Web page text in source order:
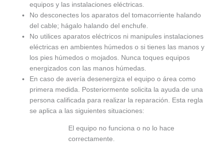
equipos y las instalaciones eléctricas.
No desconectes los aparatos del tomacorriente halando
del cable; hágalo halando del enchufe.
No utilices aparatos eléctricos ni manipules instalaciones
eléctricas en ambientes húmedos o si tienes las manos y
los pies húmedos o mojados. Nunca toques equipos
energizados con las manos húmedas.
En caso de avería desenergiza el equipo o área como
primera medida. Posteriormente solicita la ayuda de una
persona calificada para realizar la reparación. Esta regla
se aplica a las siguientes situaciones:
El equipo no funciona o no lo hace
correctamente.